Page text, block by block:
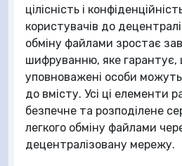
цілісність і
користувачів до
обміну файлами зростає
шифруванню, яке
уповноважені особи
до вмісту. Усі ці елементи
безпечне та розподілене
легкого обміну файлами
децентралізовану мережу.